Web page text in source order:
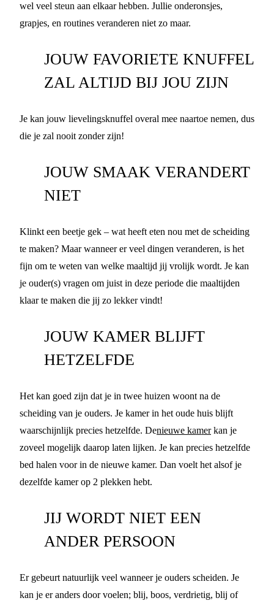
wel veel steun aan elkaar hebben. Jullie onderonsjes,
grapjes, en routines veranderen niet zo maar.
JOUW FAVORIETE KNUFFEL
ZAL ALTIJD BIJ JOU ZIJN
Je kan jouw lievelingsknuffel overal mee naartoe nemen, dus
die je zal nooit zonder zijn!
JOUW SMAAK VERANDERT
NIET
Klinkt een beetje gek – wat heeft eten nou met de scheiding
te maken? Maar wanneer er veel dingen veranderen, is het
fijn om te weten van welke maaltijd jij vrolijk wordt. Je kan
je ouder(s) vragen om juist in deze periode die maaltijden
klaar te maken die jij zo lekker vindt!
JOUW KAMER BLIJFT
HETZELFDE
Het kan goed zijn dat je in twee huizen woont na de
scheiding van je ouders. Je kamer in het oude huis blijft
waarschijnlijk precies hetzelfde. Denieuwe kamerkan je
zoveel mogelijk daarop laten lijken. Je kan precies hetzelfde
bed halen voor in de nieuwe kamer. Dan voelt het alsof je
dezelfde kamer op 2 plekken hebt.
JIJ WORDT NIET EEN
ANDER PERSOON
Er gebeurt natuurlijk veel wanneer je ouders scheiden. Je
kan je er anders door voelen; blij, boos, verdrietig, blij of